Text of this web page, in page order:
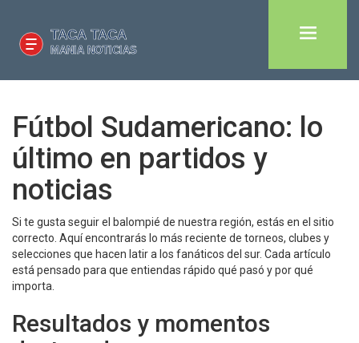
Fútbol Sudamericano: lo
último en partidos y
noticias
Si te gusta seguir el balompié de nuestra región, estás en el sitio
correcto. Aquí encontrarás lo más reciente de torneos, clubes y
selecciones que hacen latir a los fanáticos del sur. Cada artículo
está pensado para que entiendas rápido qué pasó y por qué
importa.
Resultados y momentos